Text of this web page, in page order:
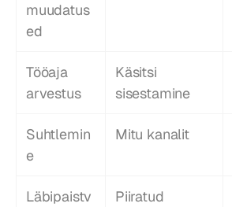
muudatus
ed
Tööaja
arvestus
Käsitsi
sisestamine
Suhtlemin
e
Mitu kanalit
Läbipaistv
Piiratud